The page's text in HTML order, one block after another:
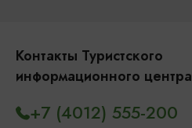
Контакты Туристского
информационного центра
+7 (4012) 555-200